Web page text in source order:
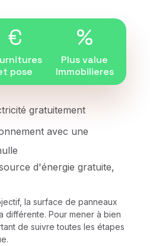
€
pose
%
Plus value
Immobilieres
gratuitement
avec une
d'énergie gratuite,
la surface de panneaux
différente. Pour mener à bien
de suivre toutes les étapes